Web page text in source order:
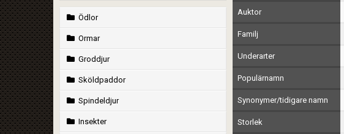
Ödlor
Ormar
Groddjur
Sköldpaddor
Spindeldjur
Insekter
Auktor
Familj
Underarter
Populärnamn
Synonymer/tidigare namn
Storlek